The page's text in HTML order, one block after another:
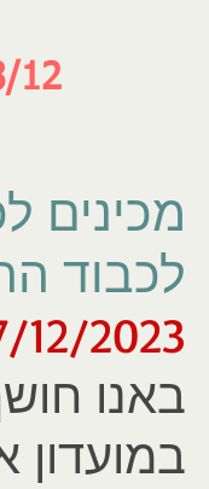
13/12- מרכז
מכינים
לכבוד
12/2023
באנו
במועדון